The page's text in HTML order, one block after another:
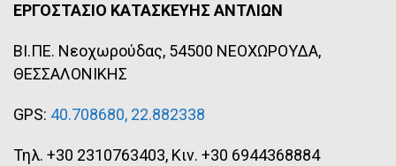
ΕΡΓΟΣΤΑΣΙΟ ΚΑΤΑΣΚΕΥΗΣ ΑΝΤΛΙΩΝ
ΒΙ.ΠΕ. Νεοχωρούδας, 54500 ΝΕΟΧΩΡΟΥΔΑ,
ΘΕΣΣΑΛΟΝΙΚΗΣ
GPS: 40.708680, 22.882338
Τηλ. +30 2310763403, Κιν. +30 6944368884